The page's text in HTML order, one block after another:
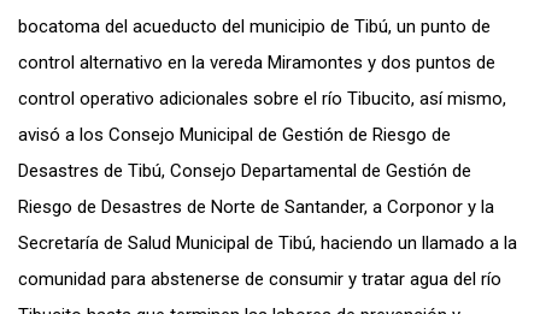
bocatoma del acueducto del municipio de Tibú, un punto de
control alternativo en la vereda Miramontes y dos puntos de
control operativo adicionales sobre el río Tibucito, así mismo,
avisó a los Consejo Municipal de Gestión de Riesgo de
Desastres de Tibú, Consejo Departamental de Gestión de
Riesgo de Desastres de Norte de Santander, a Corponor y la
Secretaría de Salud Municipal de Tibú, haciendo un llamado a la
comunidad para abstenerse de consumir y tratar agua del río